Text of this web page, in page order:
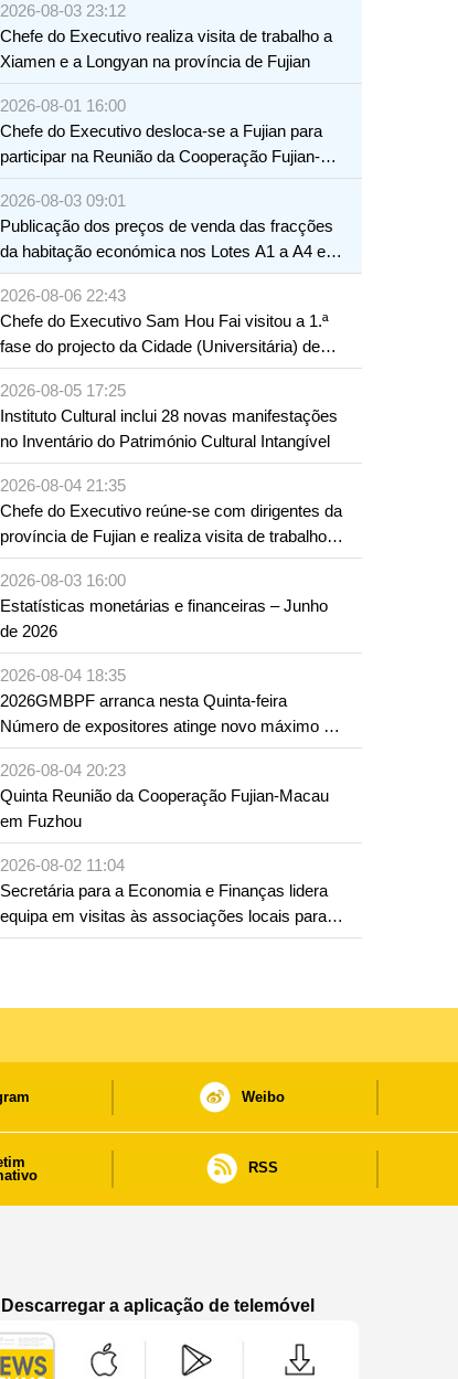
2026-08-03 23:12
Chefe do Executivo realiza visita de trabalho a
Xiamen e a Longyan na província de Fujian
2026-08-01 16:00
Chefe do Executivo desloca-se a Fujian para
participar na Reunião da Cooperação Fujian-
Macau
2026-08-03 09:01
Publicação dos preços de venda das fracções
da habitação económica nos Lotes A1 a A4 e
A12 da Zona A dos Novos Aterros
2026-08-06 22:43
Chefe do Executivo Sam Hou Fai visitou a 1.ª
fase do projecto da Cidade (Universitária) de
Educação Internacional de Macau e Hengqin
2026-08-05 17:25
Instituto Cultural inclui 28 novas manifestações
no Inventário do Património Cultural Intangível
2026-08-04 21:35
Chefe do Executivo reúne-se com dirigentes da
província de Fujian e realiza visita de trabalho
em Fuzhou
2026-08-03 16:00
Estatísticas monetárias e financeiras – Junho
de 2026
2026-08-04 18:35
2026GMBPF arranca nesta Quinta-feira
Número de expositores atinge novo máximo em
18 anos
2026-08-04 20:23
Quinta Reunião da Cooperação Fujian-Macau
em Fuzhou
2026-08-02 11:04
Secretária para a Economia e Finanças lidera
equipa em visitas às associações locais para
consolidar consensos e promover os trabalhos
Weibo
RSS
Descarregar a aplicação de telemóvel